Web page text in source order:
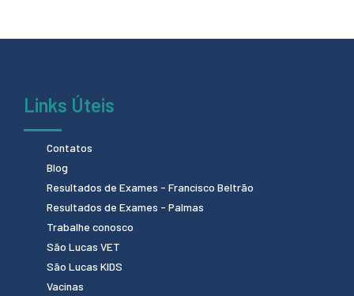
Links Úteis
Contatos
Blog
Resultados de Exames - Francisco Beltrão
Resultados de Exames - Palmas
Trabalhe conosco
São Lucas VET
São Lucas KIDS
Vacinas